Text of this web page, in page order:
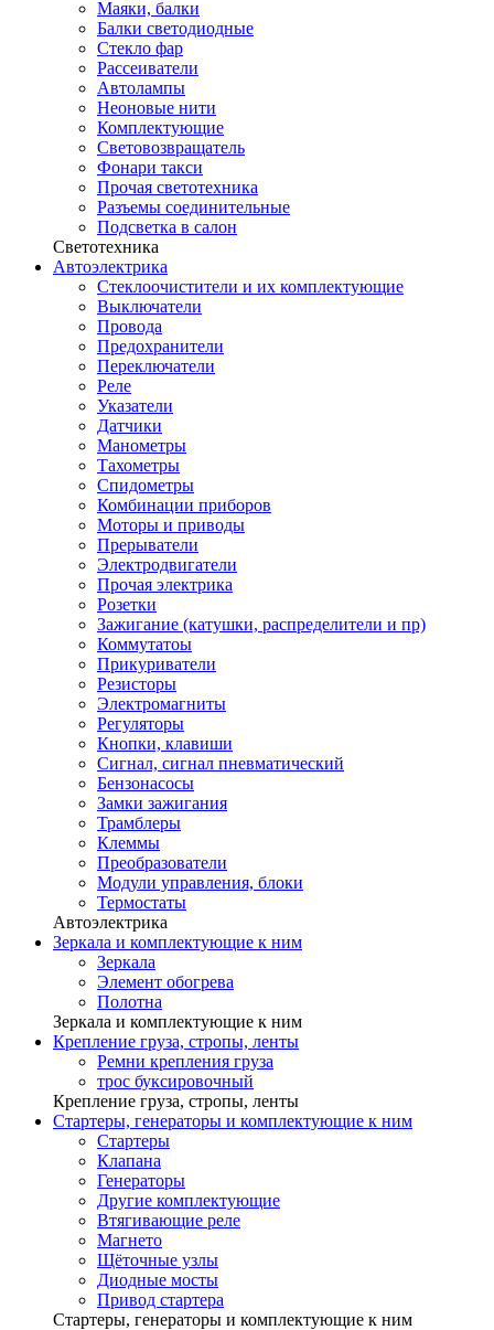
Маяки, балки
Балки светодиодные
Стекло фар
Рассеиватели
Автолампы
Неоновые нити
Комплектующие
Световозвращатель
Фонари такси
Прочая светотехника
Разъемы соединительные
Подсветка в салон
Светотехника
Автоэлектрика
Стеклоочистители и их комплектующие
Выключатели
Провода
Предохранители
Переключатели
Реле
Указатели
Датчики
Манометры
Тахометры
Спидометры
Комбинации приборов
Моторы и приводы
Прерыватели
Электродвигатели
Прочая электрика
Розетки
Зажигание (катушки, распределители и пр)
Коммутатоы
Прикуриватели
Резисторы
Электромагниты
Регуляторы
Кнопки, клавиши
Сигнал, сигнал пневматический
Бензонасосы
Замки зажигания
Трамблеры
Клеммы
Преобразователи
Модули управления, блоки
Термостаты
Автоэлектрика
Зеркала и комплектующие к ним
Зеркала
Элемент обогрева
Полотна
Зеркала и комплектующие к ним
Крепление груза, стропы, ленты
Ремни крепления груза
трос буксировочный
Крепление груза, стропы, ленты
Стартеры, генераторы и комплектующие к ним
Стартеры
Клапана
Генераторы
Другие комплектующие
Втягивающие реле
Магнето
Щёточные узлы
Диодные мосты
Привод стартера
Стартеры, генераторы и комплектующие к ним